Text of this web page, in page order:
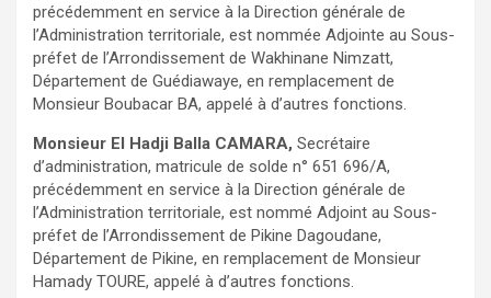
précédemment en service à la Direction générale de
l’Administration territoriale, est nommée Adjointe au Sous-
préfet de l’Arrondissement de Wakhinane Nimzatt,
Département de Guédiawaye, en remplacement de
Monsieur Boubacar BA, appelé à d’autres fonctions.
Monsieur El Hadji Balla CAMARA, Secrétaire
d’administration, matricule de solde n° 651 696/A,
précédemment en service à la Direction générale de
l’Administration territoriale, est nommé Adjoint au Sous-
préfet de l’Arrondissement de Pikine Dagoudane,
Département de Pikine, en remplacement de Monsieur
Hamady TOURE, appelé à d’autres fonctions.